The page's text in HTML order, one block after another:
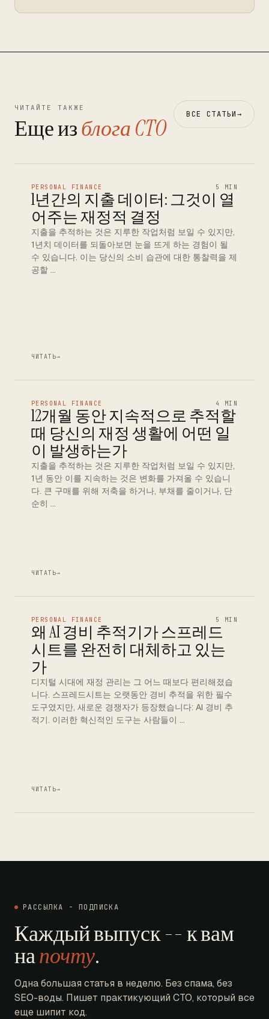
ЧИТАЙТЕ ТАКЖЕ
Еще изблога CTO ВСЕ СТАТЬИ→
PERSONAL FINANCE 5 MIN
1년간의 지출 데이터: 그것이 열
어주는 재정적 결정
지출을 추적하는 것은 지루한 작업처럼 보일 수 있지만,
1년치 데이터를 되돌아보면 눈을 뜨게 하는 경험이 될
수 있습니다. 이는 당신의 소비 습관에 대한 통찰력을 제
공할 …
ЧИТАТЬ→
PERSONAL FINANCE 4 MIN
12개월 동안 지속적으로 추적할
때 당신의 재정 생활에 어떤 일
이 발생하는가
지출을 추적하는 것은 지루한 작업처럼 보일 수 있지만,
1년 동안 이를 지속하는 것은 변화를 가져올 수 있습니
다. 큰 구매를 위해 저축을 하거나, 부채를 줄이거나, 단
순히 …
ЧИТАТЬ→
PERSONAL FINANCE 5 MIN
왜 AI 경비 추적기가 스프레드
시트를 완전히 대체하고 있는
가
디지털 시대에 재정 관리는 그 어느 때보다 편리해졌습
니다. 스프레드시트는 오랫동안 경비 추적을 위한 필수
도구였지만, 새로운 경쟁자가 등장했습니다: AI 경비 추
적기. 이러한 혁신적인 도구는 사람들이 …
ЧИТАТЬ→
РАССЫЛКА - ПОДПИСКА
Каждый выпуск -- к вам
напочту.
Одна большая статья в неделю. Без спама, без
SEO-воды. Пишет практикующий CTO, который все
еще шипит код.